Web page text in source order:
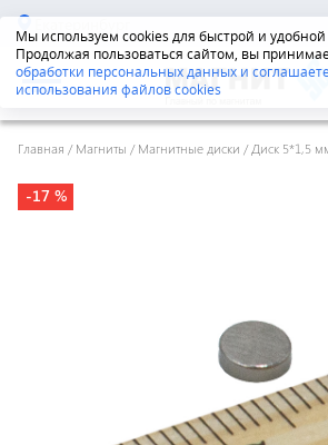
Мы используем cookies для быстрой и удобной
Продолжая пользоваться сайтом, вы
обработки персональных данных и
использования файлов cookies
Екатеринбург
Главная /Магниты /Магнитные диски /Диск 5*1,5
-17 %